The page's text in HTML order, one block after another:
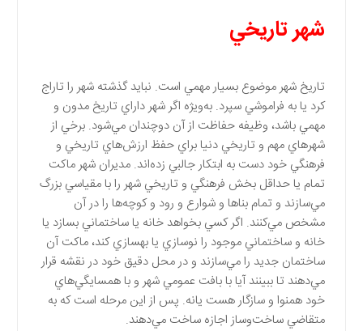
شهر تاريخي
تاريخ شهر موضوع بسيار مهمي است. نبايد گذشته شهر را تاراج
كرد يا به فراموشي سپرد. به‌ويژه اگر شهر داراي تاريخ مدون و
مهمي باشد، وظيفه حفاظت از آن دوچندان مي‌شود. برخي از
شهرهاي مهم و تاريخي دنيا براي حفظ ارزش‌هاي تاريخي و
فرهنگي خود دست به ابتكار جالبي زده‌اند. مديران شهر ماكت
تمام يا حداقل بخش فرهنگي و تاريخي شهر را با مقياسي بزرگ
مي‌سازند و تمام بناها و شوارع و رود و كوچه‌ها را در آن
مشخص مي‌كنند. اگر كسي بخواهد خانه يا ساختماني بسازد يا
خانه و ساختماني موجود را نوسازي يا بهسازي كند، ماكت آن
ساختمان جديد را مي‌سازند و در محل دقيق خود در نقشه قرار
مي‌دهند تا ببينند آيا با بافت عمومي شهر و با همسايگي‌هاي
خود همنوا و سازگار هست يانه. پس از اين مرحله است كه به
متقاضي ساخت‌وساز اجازه ساخت مي‌دهند.